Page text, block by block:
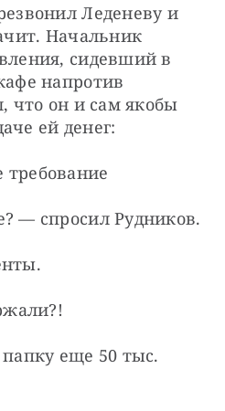
Леденеву и
Начальник
сидевший в
напротив
что он и сам якобы
ей денег:
— спросил Рудников.
еще 50 тыс.